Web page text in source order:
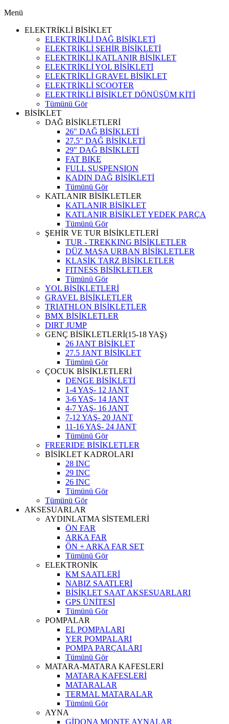
Menü
ELEKTRİKLİ BİSİKLET
ELEKTRİKLİ DAĞ BİSİKLETİ
ELEKTRİKLİ ŞEHİR BİSİKLETİ
ELEKTRİKLİ KATLANIR BİSİKLET
ELEKTRİKLİ YOL BİSİKLETİ
ELEKTRİKLİ GRAVEL BİSİKLET
ELEKTRİKLİ SCOOTER
ELEKTRİKLİ BİSİKLET DÖNÜŞÜM KİTİ
Tümünü Gör
BİSİKLET
DAĞ BİSİKLETLERİ
26" DAĞ BİSİKLETİ
27.5" DAĞ BİSİKLETİ
29" DAĞ BİSİKLETİ
FAT BIKE
FULL SUSPENSION
KADIN DAĞ BİSİKLETİ
Tümünü Gör
KATLANIR BİSİKLETLER
KATLANIR BİSİKLET
KATLANIR BİSİKLET YEDEK PARÇA
Tümünü Gör
ŞEHİR VE TUR BİSİKLETLERİ
TUR - TREKKING BİSİKLETLER
DÜZ MAŞA URBAN BİSİKLETLER
KLASİK TARZ BİSİKLETLER
FITNESS BİSİKLETLER
Tümünü Gör
YOL BİSİKLETLERİ
GRAVEL BİSİKLETLER
TRIATHLON BİSİKLETLER
BMX BİSİKLETLER
DIRT JUMP
GENÇ BİSİKLETLERİ(15-18 YAŞ)
26 JANT BİSİKLET
27.5 JANT BİSİKLET
Tümünü Gör
ÇOCUK BİSİKLETLERİ
DENGE BİSİKLETİ
1-4 YAŞ- 12 JANT
3-6 YAŞ- 14 JANT
4-7 YAŞ- 16 JANT
7-12 YAŞ- 20 JANT
11-16 YAŞ- 24 JANT
Tümünü Gör
FREERIDE BİSİKLETLER
BİSİKLET KADROLARI
28 INC
29 INC
26 INC
Tümünü Gör
Tümünü Gör
AKSESUARLAR
AYDINLATMA SİSTEMLERİ
ÖN FAR
ARKA FAR
ÖN + ARKA FAR SET
Tümünü Gör
ELEKTRONİK
KM SAATLERİ
NABIZ SAATLERİ
BİSİKLET SAAT AKSESUARLARI
GPS ÜNİTESİ
Tümünü Gör
POMPALAR
EL POMPALARI
YER POMPALARI
POMPA PARÇALARI
Tümünü Gör
MATARA-MATARA KAFESLERİ
MATARA KAFESLERİ
MATARALAR
TERMAL MATARALAR
Tümünü Gör
AYNA
GİDONA MONTE AYNALAR